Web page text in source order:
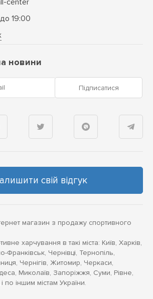
center
19:00
новини
Підписатися
свій відгук
магазин з продажу спортивного
харчування в такі міста: Київ, Харків,
Франківськ, Чернівці, Тернопіль,
Чернігів, Житомир, Черкаси,
Миколаїв, Запоріжжя, Суми, Рівне,
по іншим містам України.